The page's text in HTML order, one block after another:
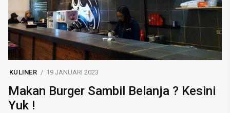
KULINER 19 JANUARI 2023
Makan Burger Sambil Belanja ? Kesini
Yuk !